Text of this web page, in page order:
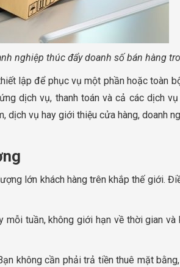
nghiệp thúc đẩy doanh số bán hàng
lập để phục vụ một phần hoặc toàn
dịch vụ, thanh toán và cả các dịch
vụ hay giới thiệu cửa hàng, doanh
lớn khách hàng trên khắp thế giới.
tuần, không giới hạn về thời gian và
không cần phải trả tiền thuê mặt